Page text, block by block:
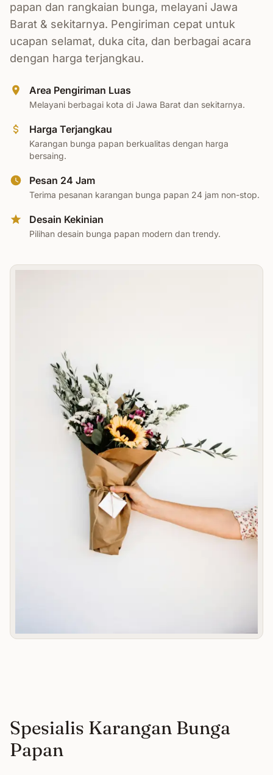
papan dan rangkaian bunga, melayani Jawa
Barat & sekitarnya. Pengiriman cepat untuk
ucapan selamat, duka cita, dan berbagai acara
dengan harga terjangkau.
Area Pengiriman Luas
Melayani berbagai kota di Jawa Barat dan sekitarnya.
Harga Terjangkau
Karangan bunga papan berkualitas dengan harga
bersaing.
Pesan 24 Jam
Terima pesanan karangan bunga papan 24 jam non-stop.
Desain Kekinian
Pilihan desain bunga papan modern dan trendy.
Spesialis Karangan Bunga
Papan